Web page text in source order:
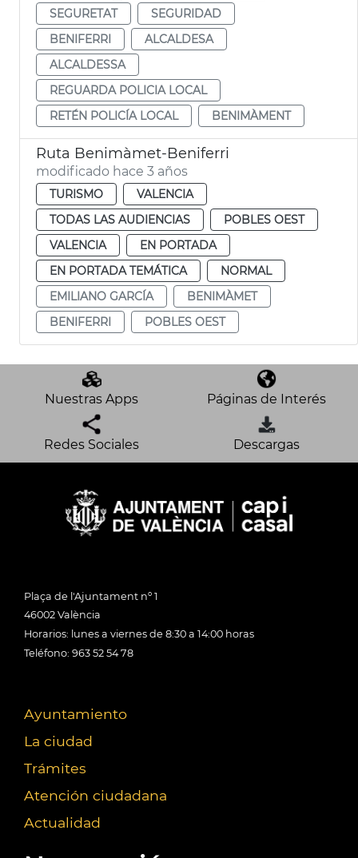
SEGURETAT
SEGURIDAD
BENIFERRI
ALCALDESA
ALCALDESSA
REGUARDA POLICIA LOCAL
RETÉN POLICÍA LOCAL
BENIMÀMENT
Ruta Benimàmet-Beniferri
modificado hace 3 años
TURISMO
VALENCIA
TODAS LAS AUDIENCIAS
POBLES OEST
VALENCIA
EN PORTADA
EN PORTADA TEMÁTICA
NORMAL
EMILIANO GARCÍA
BENIMÀMET
BENIFERRI
POBLES OEST
Nuestras Apps Páginas de Interés
Redes Sociales Descargas
Plaça de l'Ajuntament nº 1
46002 València
Horarios: lunes a viernes de 8:30 a 14:00 horas
Teléfono: 963 52 54 78
Ayuntamiento
La ciudad
Trámites
Atención ciudadana
Actualidad